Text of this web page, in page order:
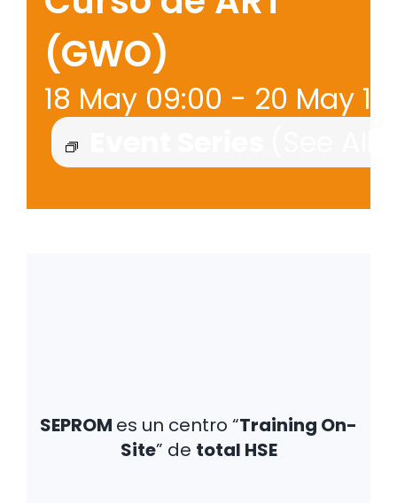
(GWO)
18 May 09:00 - 20 May
SEPROM es un centro “Training On-
Site” de total HSE